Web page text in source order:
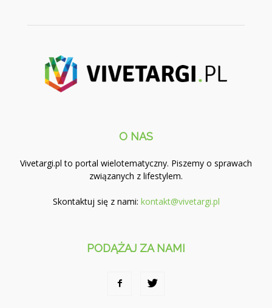
O NAS
Vivetargi.pl to portal wielotematyczny. Piszemy o sprawach
związanych z lifestylem.
Skontaktuj się z nami: kontakt@vivetargi.pl
PODĄŻAJ ZA NAMI